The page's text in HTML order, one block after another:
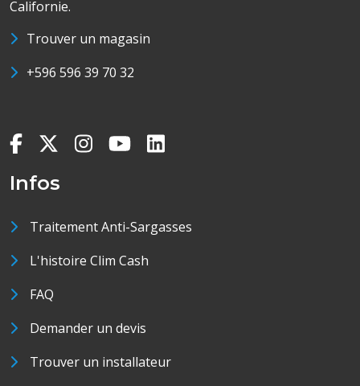
Californie.
Trouver un magasin
+596 596 39 70 32
Infos
Traitement Anti-Sargasses
L'histoire Clim Cash
FAQ
Demander un devis
Trouver un installateur